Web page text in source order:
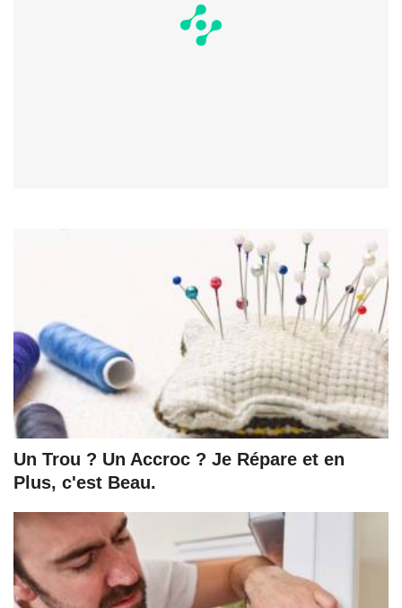
Un Trou ? Un Accroc ? Je Répare et en
Plus, c'est Beau.